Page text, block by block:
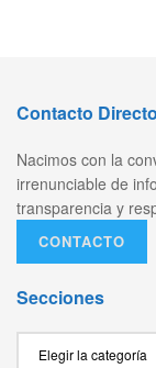
Contacto Directo
Nacimos con la
irrenunciable de
transparencia y
CONTACTO
Secciones